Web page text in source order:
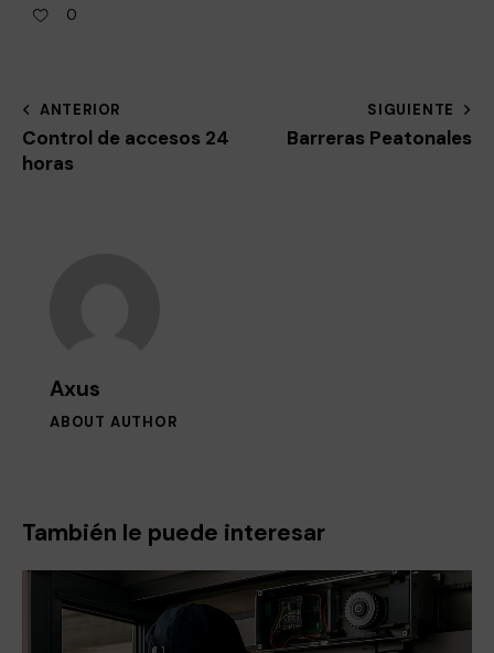
0
ANTERIOR
Control de accesos 24
horas
SIGUIENTE
Barreras Peatonales
Axus
ABOUT AUTHOR
También le puede interesar